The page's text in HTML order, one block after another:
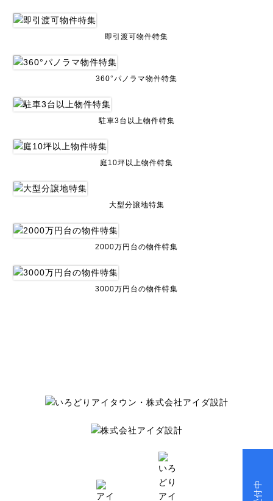
即引渡可物件特集
360°パノラマ物件特集
駐車3台以上物件特集
庭10坪以上物件特集
大型分譲地特集
2000万円台の物件特集
3000万円台の物件特集